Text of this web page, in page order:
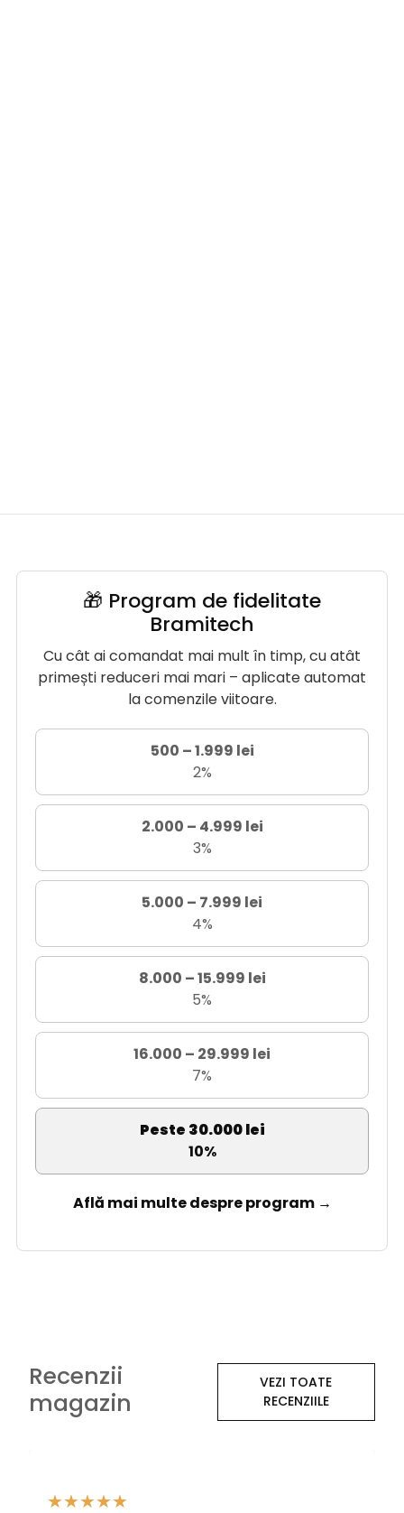
🎁 Program de fidelitate
Bramitech
Cu cât ai comandat mai mult în timp, cu atât
primești reduceri mai mari – aplicate automat
la comenzile viitoare.
500 – 1.999 lei
2%
2.000 – 4.999 lei
3%
5.000 – 7.999 lei
4%
8.000 – 15.999 lei
5%
16.000 – 29.999 lei
7%
Peste 30.000 lei
10%
Află mai multe despre program →
Recenzii
magazin
VEZI TOATE
RECENZIILE